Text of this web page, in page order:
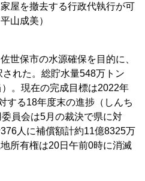
屋を撤去する行政代執行が可
山成美）
世保市の水源確保を目的に、
れた。総貯水量548万トン
）。現在の完成目標は2022年
する18年度末の進捗（しんち
員会は5月の裁決で県に対
人に補償額計約11億8325万
所有権は20日午前0時に消滅